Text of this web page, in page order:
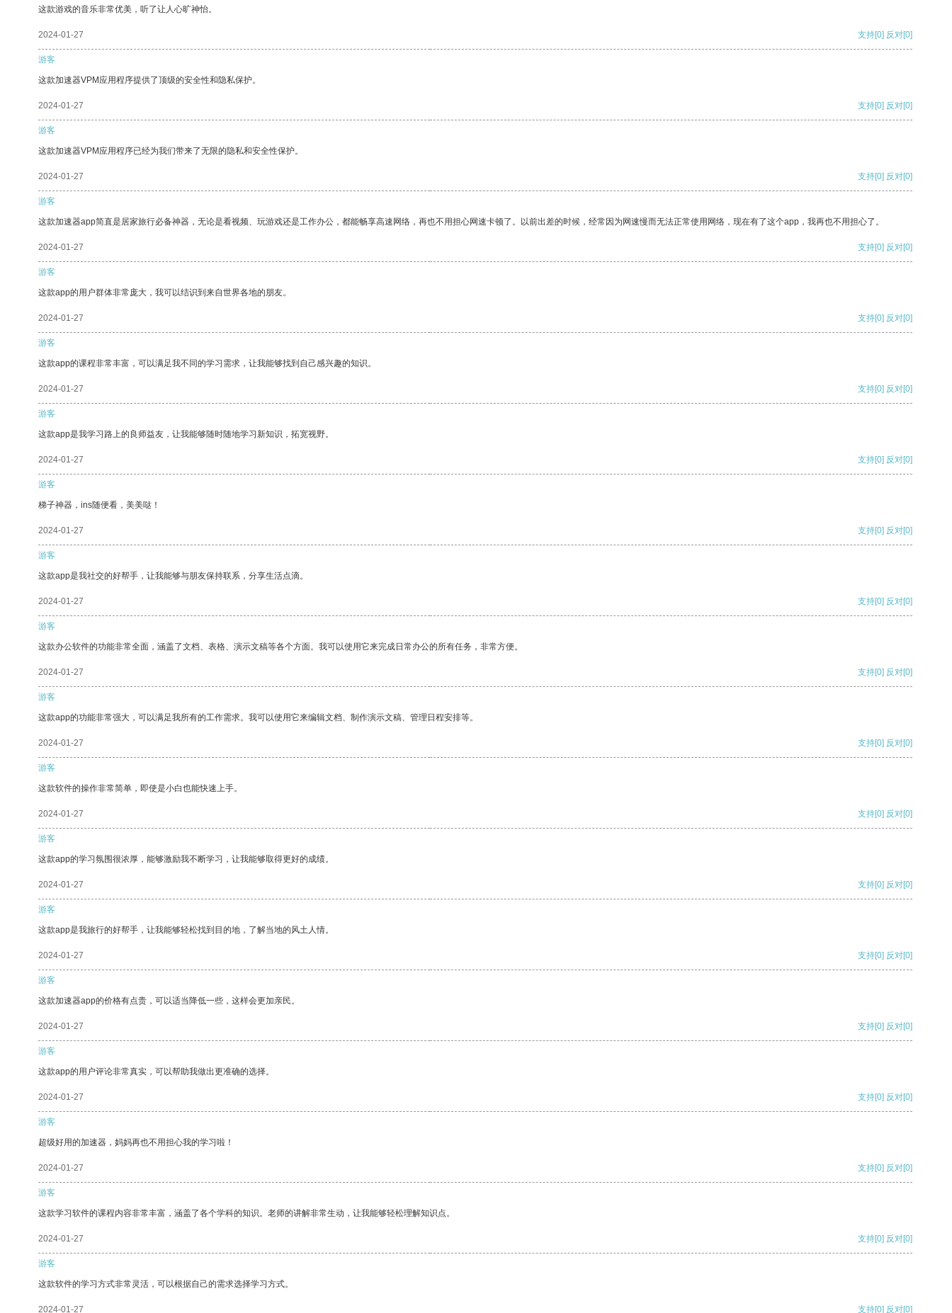
这款游戏的音乐非常优美，听了让人心旷神怡。
2024-01-27 支持[0] 反对[0]
游客
这款加速器VPM应用程序提供了顶级的安全性和隐私保护。
2024-01-27 支持[0] 反对[0]
游客
这款加速器VPM应用程序已经为我们带来了无限的隐私和安全性保护。
2024-01-27 支持[0] 反对[0]
游客
这款加速器app简直是居家旅行必备神器，无论是看视频、玩游戏还是工作办公，都能畅享高速网络，再也不用担心网速卡顿了。以前出差的时候，经常因为网速慢而无法正常使用网络，现在有了这个app，我再也不用担心了。
2024-01-27 支持[0] 反对[0]
游客
这款app的用户群体非常庞大，我可以结识到来自世界各地的朋友。
2024-01-27 支持[0] 反对[0]
游客
这款app的课程非常丰富，可以满足我不同的学习需求，让我能够找到自己感兴趣的知识。
2024-01-27 支持[0] 反对[0]
游客
这款app是我学习路上的良师益友，让我能够随时随地学习新知识，拓宽视野。
2024-01-27 支持[0] 反对[0]
游客
梯子神器，ins随便看，美美哒！
2024-01-27 支持[0] 反对[0]
游客
这款app是我社交的好帮手，让我能够与朋友保持联系，分享生活点滴。
2024-01-27 支持[0] 反对[0]
游客
这款办公软件的功能非常全面，涵盖了文档、表格、演示文稿等各个方面。我可以使用它来完成日常办公的所有任务，非常方便。
2024-01-27 支持[0] 反对[0]
游客
这款app的功能非常强大，可以满足我所有的工作需求。我可以使用它来编辑文档、制作演示文稿、管理日程安排等。
2024-01-27 支持[0] 反对[0]
游客
这款软件的操作非常简单，即使是小白也能快速上手。
2024-01-27 支持[0] 反对[0]
游客
这款app的学习氛围很浓厚，能够激励我不断学习，让我能够取得更好的成绩。
2024-01-27 支持[0] 反对[0]
游客
这款app是我旅行的好帮手，让我能够轻松找到目的地，了解当地的风土人情。
2024-01-27 支持[0] 反对[0]
游客
这款加速器app的价格有点贵，可以适当降低一些，这样会更加亲民。
2024-01-27 支持[0] 反对[0]
游客
这款app的用户评论非常真实，可以帮助我做出更准确的选择。
2024-01-27 支持[0] 反对[0]
游客
超级好用的加速器，妈妈再也不用担心我的学习啦！
2024-01-27 支持[0] 反对[0]
游客
这款学习软件的课程内容非常丰富，涵盖了各个学科的知识。老师的讲解非常生动，让我能够轻松理解知识点。
2024-01-27 支持[0] 反对[0]
游客
这款软件的学习方式非常灵活，可以根据自己的需求选择学习方式。
2024-01-27 支持[0] 反对[0]